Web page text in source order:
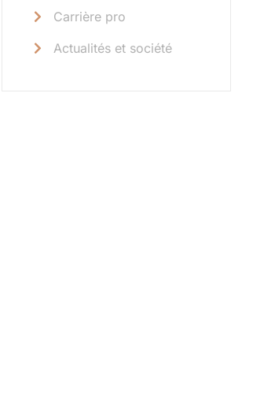
Carrière pro
Actualités et société